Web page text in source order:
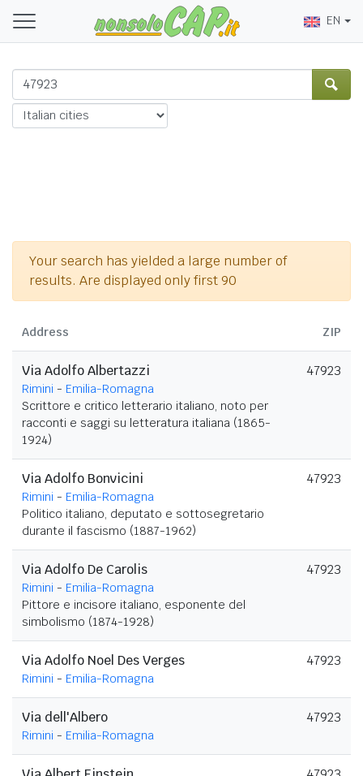
EN
Your search has yielded a large number of
results. Are displayed only first 90
Address ZIP
Via Adolfo Albertazzi
Rimini - Emilia-Romagna
Scrittore e critico letterario italiano, noto per
racconti e saggi su letteratura italiana (1865-
1924)
47923
Via Adolfo Bonvicini
Rimini - Emilia-Romagna
Politico italiano, deputato e sottosegretario
durante il fascismo (1887-1962)
47923
Via Adolfo De Carolis
Rimini - Emilia-Romagna
Pittore e incisore italiano, esponente del
simbolismo (1874-1928)
47923
Via Adolfo Noel Des Verges
Rimini - Emilia-Romagna
47923
Via dell'Albero
Rimini - Emilia-Romagna
47923